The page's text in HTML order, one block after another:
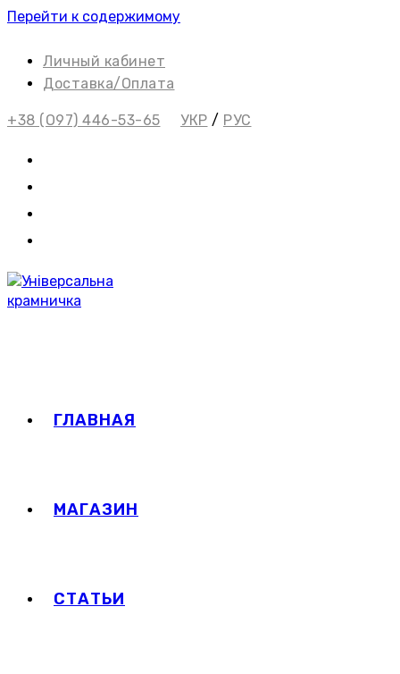
Перейти к содержимому
Личный кабинет
Доставка/Оплата
+38 (О97) 446-53-65 УКР / РУС
ГЛАВНАЯ
МАГАЗИН
СТАТЬИ